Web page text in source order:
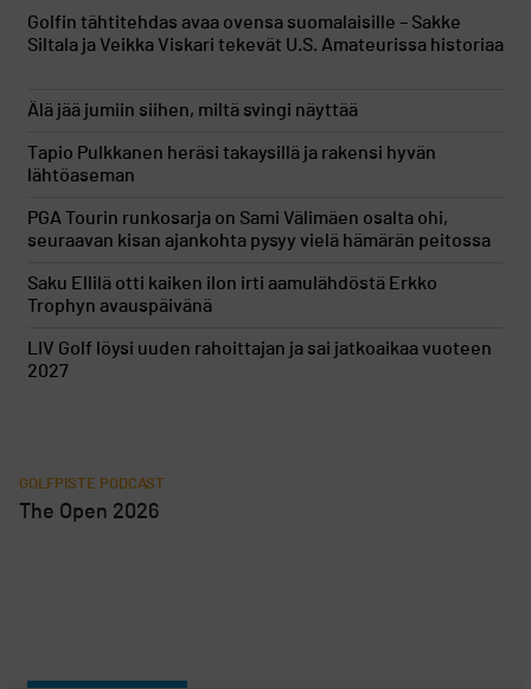
Golfin tähtitehdas avaa ovensa suomalaisille – Sakke
Siltala ja Veikka Viskari tekevät U.S. Amateurissa historiaa
Älä jää jumiin siihen, miltä svingi näyttää
Tapio Pulkkanen heräsi takaysillä ja rakensi hyvän
lähtöaseman
PGA Tourin runkosarja on Sami Välimäen osalta ohi,
seuraavan kisan ajankohta pysyy vielä hämärän peitossa
Saku Ellilä otti kaiken ilon irti aamulähdöstä Erkko
Trophyn avauspäivänä
LIV Golf löysi uuden rahoittajan ja sai jatkoaikaa vuoteen
2027
GOLFPISTE PODCAST
The Open 2026